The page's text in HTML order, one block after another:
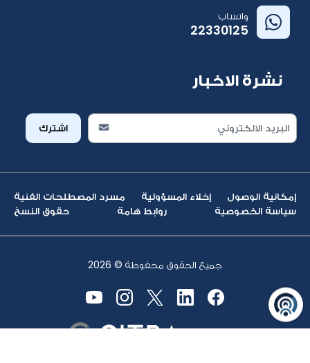
واتساب
22330125
نشرة الاخبار
اشترك
إمكانية الوصول إخلاء المسؤولية
مسرد المصطلحات الفنية
سياسة الخصوصية
روابط هامة حقوق النسخ
جميع الحقوق محفوظة © 2026